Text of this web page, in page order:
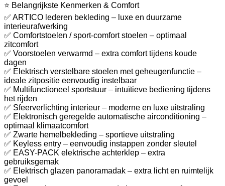
⭐ Belangrijkste Kenmerken & Comfort
✅ ARTICO lederen bekleding – luxe en duurzame
interieurafwerking
✅ Comfortstoelen / sport-comfort stoelen – optimaal
zitcomfort
✅ Voorstoelen verwarmd – extra comfort tijdens koude
dagen
✅ Elektrisch verstelbare stoelen met geheugenfunctie –
ideale zitpositie eenvoudig instelbaar
✅ Multifunctioneel sportstuur – intuïtieve bediening tijdens
het rijden
✅ Sfeerverlichting interieur – moderne en luxe uitstraling
✅ Elektronisch geregelde automatische airconditioning –
optimaal klimaatcomfort
✅ Zwarte hemelbekleding – sportieve uitstraling
✅ Keyless entry – eenvoudig instappen zonder sleutel
✅ EASY-PACK elektrische achterklep – extra
gebruiksgemak
✅ Elektrisch glazen panoramadak – extra licht en ruimtelijk
gevoel